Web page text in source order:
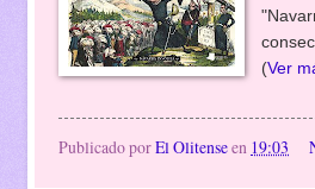
(Ver
Publicado porEl Olitenseen 19:03